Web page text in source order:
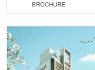
BROCHURE